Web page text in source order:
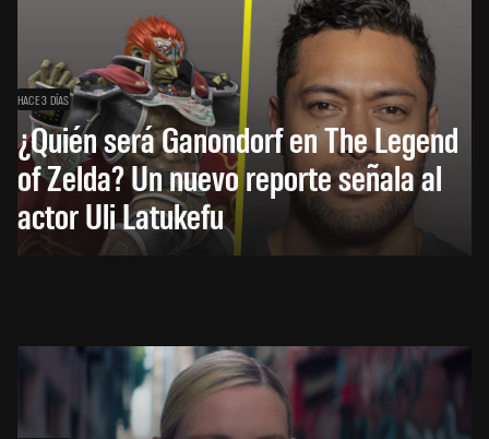
HACE 3 DÍAS
¿Quién será Ganondorf en The Legend
of Zelda? Un nuevo reporte señala al
actor Uli Latukefu